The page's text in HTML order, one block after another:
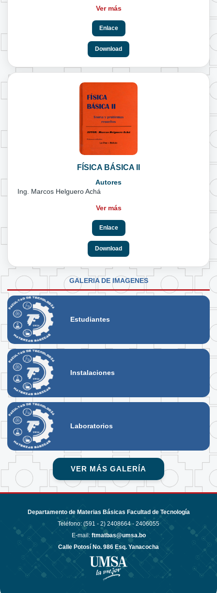
Ver más
Enlace
Download
FÍSICA BÁSICA II
Autores
Ing. Marcos Helguero Achá
Ver más
Enlace
Download
GALERIA DE IMAGENES
Estudiantes
Instalaciones
Laboratorios
VER MÁS GALERÍA
Departamento de Materias Básicas Facultad de Tecnología
Teléfono: (591 - 2) 2408664 - 2406055
E-mail: ftmatbas@umsa.bo
Calle Potosí No. 986 Esq. Yanacocha